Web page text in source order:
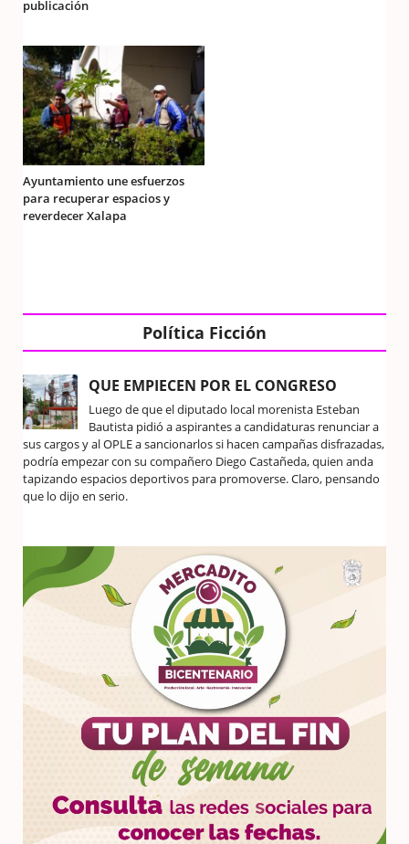
publicación
Ayuntamiento une esfuerzos
para recuperar espacios y
reverdecer Xalapa
Política Ficción
QUE EMPIECEN POR EL CONGRESO
Luego de que el diputado local morenista Esteban
Bautista pidió a aspirantes a candidaturas renunciar a
sus cargos y al OPLE a sancionarlos si hacen campañas disfrazadas,
podría empezar con su compañero Diego Castañeda, quien anda
tapizando espacios deportivos para promoverse. Claro, pensando
que lo dijo en serio.